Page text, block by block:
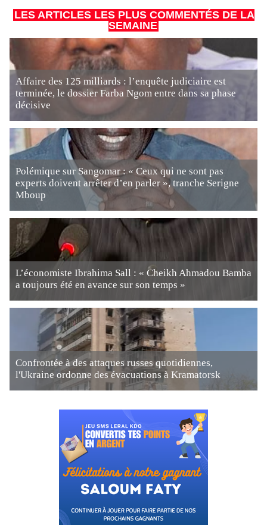
LES ARTICLES LES PLUS COMMENTÉS DE LA
SEMAINE
Affaire des 125 milliards : l’enquête judiciaire est
terminée, le dossier Farba Ngom entre dans sa phase
décisive
Polémique sur Sangomar : « Ceux qui ne sont pas
experts doivent arrêter d’en parler », tranche Serigne
Mboup
L’économiste Ibrahima Sall : « Cheikh Ahmadou Bamba
a toujours été en avance sur son temps »
Confrontée à des attaques russes quotidiennes,
l'Ukraine ordonne des évacuations à Kramatorsk